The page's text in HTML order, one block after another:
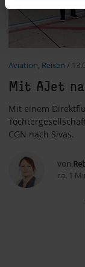
Aviation, Reisen /
Mit AJet
Mit einem
CGN nach Sivas.
von
ca. 1